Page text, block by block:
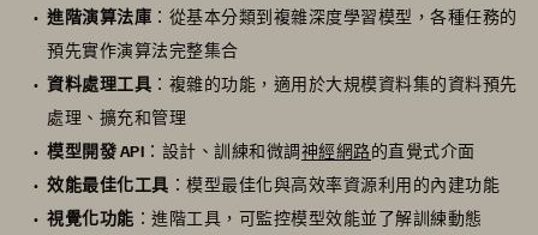
進階演算法庫 ：從基本分類到複雜深度學習模型，各種任務的
預先實作演算法完整集合
資料處理工具 ：複雜的功能，適用於大規模資料集的資料預先
處理、擴充和管理
模型開發 API ：設計、訓練和微調神經網路的直覺式介面
效能最佳化工具 ：模型最佳化與高效率資源利用的內建功能
視覺化功能 ：進階工具，可監控模型效能並了解訓練動態